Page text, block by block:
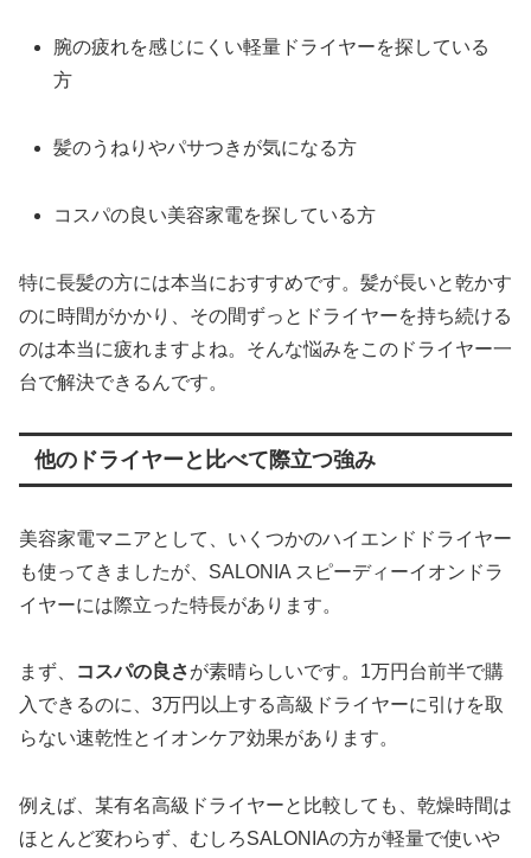
腕の疲れを感じにくい軽量ドライヤーを探している
方
髪のうねりやパサつきが気になる方
コスパの良い美容家電を探している方
特に長髪の方には本当におすすめです。髪が長いと乾かす
のに時間がかかり、その間ずっとドライヤーを持ち続ける
のは本当に疲れますよね。そんな悩みをこのドライヤー一
台で解決できるんです。
他のドライヤーと比べて際立つ強み
美容家電マニアとして、いくつかのハイエンドドライヤー
も使ってきましたが、SALONIA スピーディーイオンドラ
イヤーには際立った特長があります。
まず、 コスパの良さが素晴らしいです。1万円台前半で購
入できるのに、3万円以上する高級ドライヤーに引けを取
らない速乾性とイオンケア効果があります。
例えば、某有名高級ドライヤーと比較しても、乾燥時間は
ほとんど変わらず、むしろSALONIAの方が軽量で使いや